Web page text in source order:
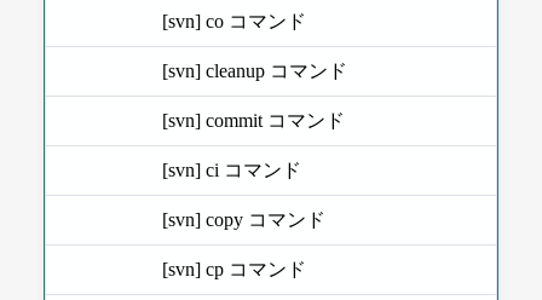
[svn] co コマンド
[svn] cleanup コマンド
[svn] commit コマンド
[svn] ci コマンド
[svn] copy コマンド
[svn] cp コマンド